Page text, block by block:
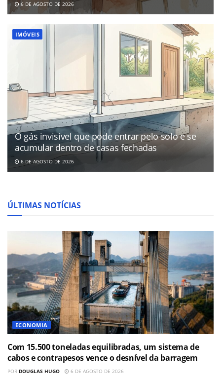
6 DE AGOSTO DE 2026
IMÓVEIS
O gás invisível que pode entrar pelo solo e se
acumular dentro de casas fechadas
6 DE AGOSTO DE 2026
ÚLTIMAS NOTÍCIAS
ECONOMIA
Com 15.500 toneladas equilibradas, um sistema de
cabos e contrapesos vence o desnível da barragem
POR DOUGLAS HUGO 6 DE AGOSTO DE 2026